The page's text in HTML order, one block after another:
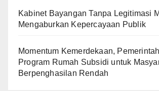
Kabinet Bayangan Tanpa Legitimasi
Mengaburkan Kepercayaan Publik
Momentum Kemerdekaan,
Program Rumah Subsidi untuk
Berpenghasilan Rendah